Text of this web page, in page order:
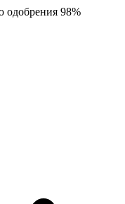
одобрения 98%